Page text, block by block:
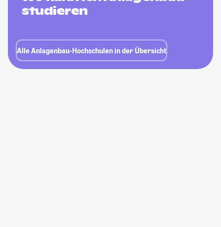
studieren
Alle Anlagenbau-Hochschulen in der Übersicht